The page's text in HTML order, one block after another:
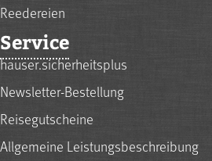
Reedereien
Service
hauser.sicherheitsplus
Newsletter-Bestellung
Reisegutscheine
Allgemeine Leistungsbeschreibung